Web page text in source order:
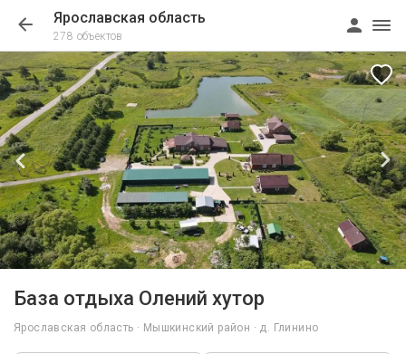
Ярославская область
278 объектов
База отдыха Олений хутор
Ярославская область · Мышкинский район · д. Глинино